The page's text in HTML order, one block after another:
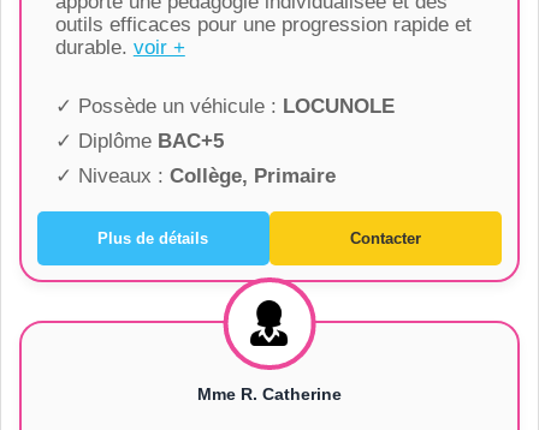
outils efficaces pour une progression rapide et
durable. voir +
✓ Possède un véhicule : LOCUNOLE
✓ Diplôme BAC+5
✓ Niveaux : Collège, Primaire
Plus de détails Contacter
Mme R. Catherine